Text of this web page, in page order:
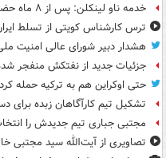
خدمه ناو لینکلن: پس از ۸ ماه حضور در دریا خسته و درمانده‌ شدیم
ترس کارشناس کویتی از تسلط
هشدار دبیر شورای عالی امنیت
جزئیات جدید از نفتکش منفجر
حتی اوکراین هم به ترکیه حمله کرد
تشکیل تیم کارآگاهان زبده برای
مجتبی جباری تیم جدیدش را
تصاویری از آیت‌الله سید مجتبی